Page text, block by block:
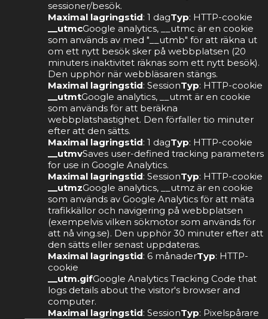
sessioner/besök.
Maximal lagringstid: 1 dagTyp: HTTP-cookie
__utmcGoogle analytics, __utmc är en cookie
som används av med "__utmb" för att räkna ut
om ett nytt besök sker på webbplatsen (20
minuters inaktivitet räknas som ett nytt besök).
Den upphör när webbläsaren stängs.
Maximal lagringstid: SessionTyp: HTTP-cookie
__utmtGoogle analytics, __utmt är en cookie
som används för att beräkna
webbplatshastighet. Den förfaller tio minuter
efter att den sätts.
Maximal lagringstid: 1 dagTyp: HTTP-cookie
__utmvSaves user-defined tracking parameters
for use in Google Analytics.
Maximal lagringstid: SessionTyp: HTTP-cookie
__utmzGoogle analytics, __utmz är en cookie
som används av Google Analytics för att mäta
trafikkällor och navigering på webbplatsen
(exempelvis vilken sökmotor som används för
att nå ving.se). Den upphör 30 minuter efter att
den sätts eller senast uppdateras.
Maximal lagringstid: 6 månaderTyp: HTTP-
cookie
__utm.gifGoogle Analytics Tracking Code that
logs details about the visitor's browser and
computer.
Maximal lagringstid: SessionTyp: Pixelspårare